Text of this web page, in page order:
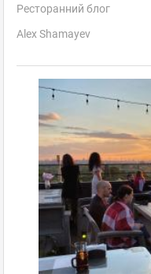
Ресторанний блог
Alex Shamayev